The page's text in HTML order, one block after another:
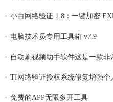
电脑技术员专用工具箱 v7.9
免费的APP无限多开工具